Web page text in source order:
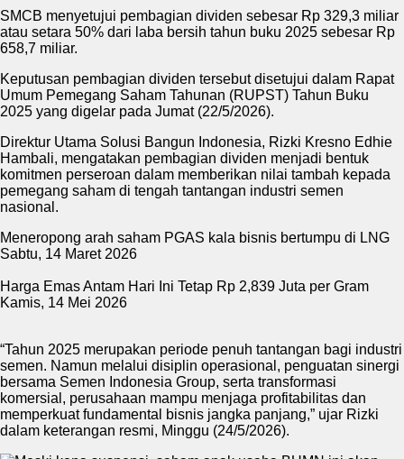
SMCB menyetujui pembagian dividen sebesar Rp 329,3 miliar
atau setara 50% dari laba bersih tahun buku 2025 sebesar Rp
658,7 miliar.
Keputusan pembagian dividen tersebut disetujui dalam Rapat
Umum Pemegang Saham Tahunan (RUPST) Tahun Buku
2025 yang digelar pada Jumat (22/5/2026).
Direktur Utama Solusi Bangun Indonesia, Rizki Kresno Edhie
Hambali, mengatakan pembagian dividen menjadi bentuk
komitmen perseroan dalam memberikan nilai tambah kepada
pemegang saham di tengah tantangan industri semen
nasional.
Meneropong arah saham PGAS kala bisnis bertumpu di LNG
Sabtu, 14 Maret 2026
Harga Emas Antam Hari Ini Tetap Rp 2,839 Juta per Gram
Kamis, 14 Mei 2026
“Tahun 2025 merupakan periode penuh tantangan bagi industri
semen. Namun melalui disiplin operasional, penguatan sinergi
bersama Semen Indonesia Group, serta transformasi
komersial, perusahaan mampu menjaga profitabilitas dan
memperkuat fundamental bisnis jangka panjang,” ujar Rizki
dalam keterangan resmi, Minggu (24/5/2026).